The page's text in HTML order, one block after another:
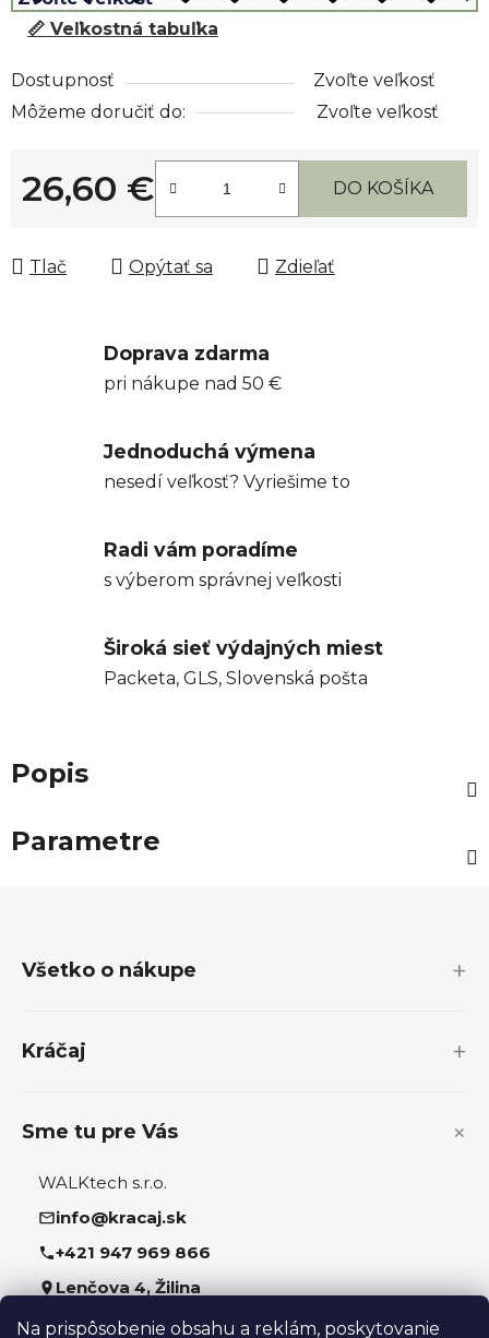
Na prispôsobenie obsahu a reklám, poskytovanie
📏 Veľkostná tabuľka
Dostupnosť
Zvoľte veľkosť
Môžeme doručiť do:
Zvoľte veľkosť
26,60 €
Jednotková cena:
DO KOŠÍKA
Tlač Opýtať sa Zdieľať
Doprava zdarma
pri nákupe nad 50 €
Jednoduchá výmena
nesedí veľkosť? Vyriešime to
Radi vám poradíme
s výberom správnej veľkosti
Široká sieť výdajných miest
Packeta, GLS, Slovenská pošta
Popis
Parametre
Všetko o nákupe
Kráčaj
Sme tu pre Vás
WALKtech s.r.o.
info@kracaj.sk
+421 947 969 866
Lenčova 4, Žilina
Sledujte nás